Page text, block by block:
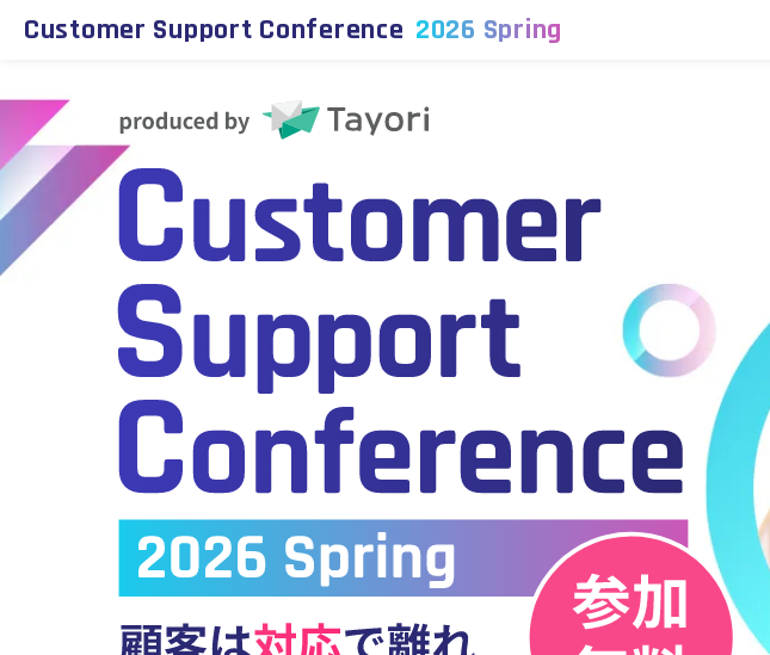
Customer Support Conference 2026 Spring